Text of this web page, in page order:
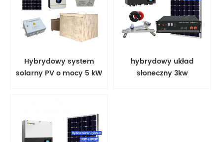
Hybrydowy system
solarny PV o mocy 5 kW
hybrydowy układ
słoneczny 3kw